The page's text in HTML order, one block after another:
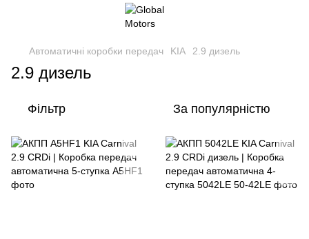
Автоматичні коробки передач KIA 2.9 дизель
2.9 дизель
Фільтр За популярністю